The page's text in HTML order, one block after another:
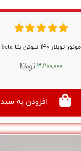
موتور توبلار ۱۴۰ نیوتن بتا beta
۳,۲۰۰,۰۰۰
افزودن به سبد